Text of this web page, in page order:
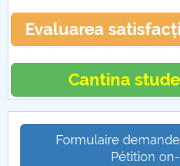
Evaluarea
Cantina
Formulaire
Pétition